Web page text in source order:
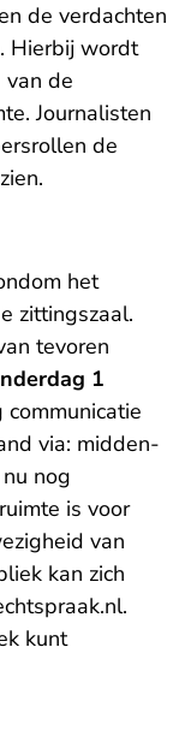
de verdachten
Hierbij wordt
van de
Journalisten
de
het
zittingszaal.
tevoren
1
via: midden-
Rechtspraak.nl
nog
is voor
van
kan zich
- U
.
kunt